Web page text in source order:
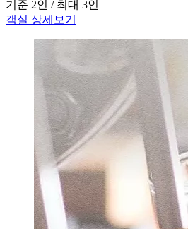
기준 2인 / 최대 3인
객실 상세보기